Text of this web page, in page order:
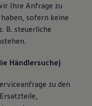
Ihre Anfrage zu
sofern keine
B. steuerliche
Händlersuche)
zu den